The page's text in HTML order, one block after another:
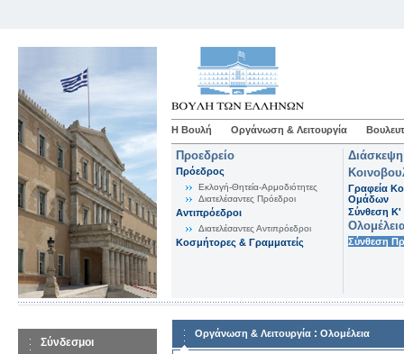
Η Βουλή Οργάνωση & Λειτουργία
Προεδρείο
Πρόεδρος
Εκλογή-Θητεία-Αρμοδιότητες
Διατελέσαντες Πρόεδροι
Αντιπρόεδροι
Διατελέσαντες Αντιπρόεδροι
Κοσμήτορες & Γραμματείς
Γραφεία
Ομάδων
Σύνθεση K'
Σύνθεση
Σύνδεσμοι
Οργάνωση & Λειτουργία : Ολομέλεια